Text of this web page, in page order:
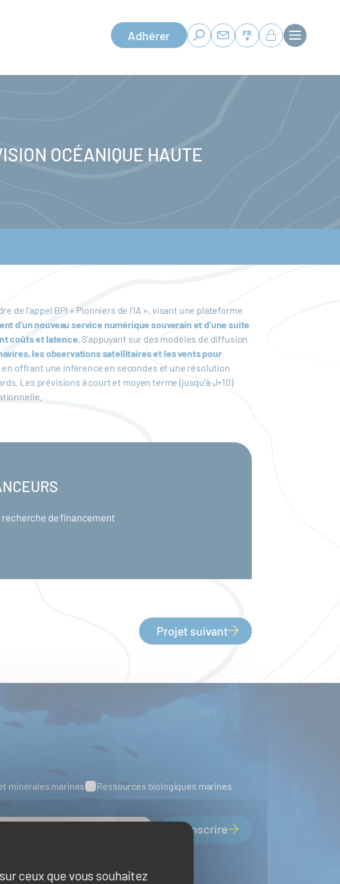
ceux que vous souhaitez
Adhérer FR
OCÉANIQUE HAUTE
de l’appel BPI « Pionniers de l’IA », visant une plateforme
d’un nouveau service numérique souverain et d’une suite
coûts et latence. S’appuyant sur des modèles de diffusion
les observations satellitaires et les vents pour
en offrant une inférence en secondes et une résolution
Les prévisions à court et moyen terme (jusqu’à J+10)
recherche de financement
Projet suivant
minérales marines
Ressources biologiques marines
S'inscrire